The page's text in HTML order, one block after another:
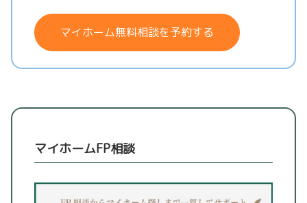
マイホーム無料相談を予約する
マイホームFP相談